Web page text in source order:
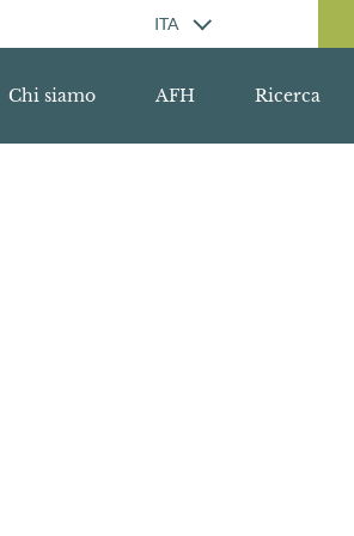
ITA
Chi siamo AFH Ricerca